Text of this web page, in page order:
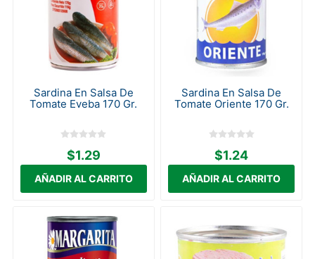
Sardina En Salsa De
Tomate Eveba 170 Gr.
$1.29
Sardina En Salsa De
Tomate Oriente 170 Gr.
$1.24